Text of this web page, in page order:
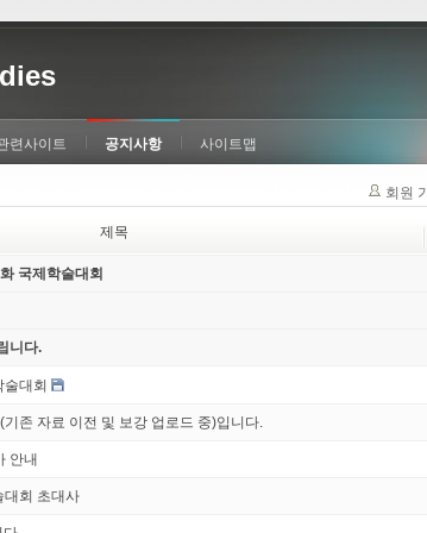
련사이트 공지사항 사이트맵
회원
제목
국제학술대회
니다.
대회
존 자료 이전 및 보강 업로드 중)입니다.
안내
대회 초대사